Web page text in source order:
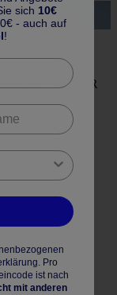
Feder O-R
sich 10€
- auch auf
!
Pro
ist nach
mit anderen